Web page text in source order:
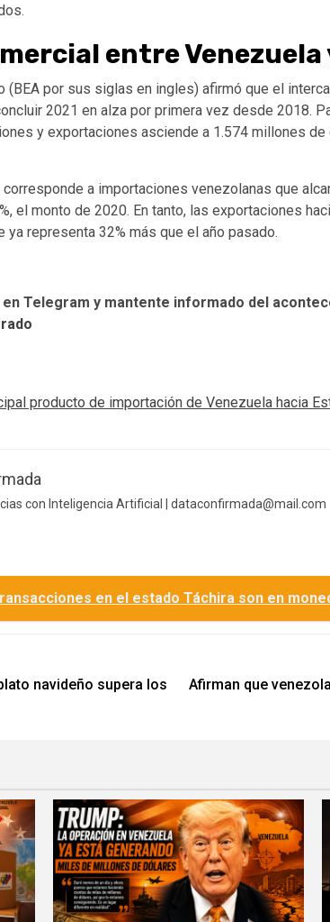
entre Venezuela
(BEA por sus siglas en ingles) afirmó que el
2021 en alza por primera vez desde 2018.
y exportaciones asciende a 1.574 millones
a importaciones venezolanas que
el monto de 2020. En tanto, las exportaciones
representa 32% más que el año pasado.
Telegram y mantente informado del
producto de importación de Venezuela hacia
con Inteligencia Artificial | dataconfirmada@mail.com
en el estado Táchira son en
navideño supera los
Afirman que